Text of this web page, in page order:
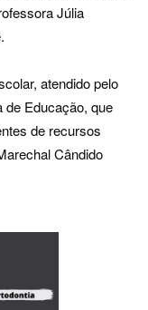
Júlia
atendido pelo
de Educação, que
de recursos
Cândido